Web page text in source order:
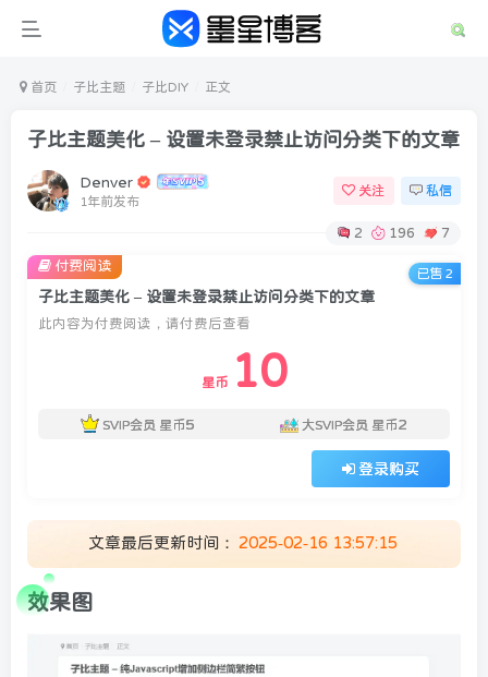
首页 子比主题 子比DIY 正文
子比主题美化 – 设置未登录禁止访问分类下的文章
Denver
1年前发布
关注 私信
2 196 7
子比主题美化 – 设置未登录禁止访问分类下的文章
此内容为付费阅读，请付费后查看
星币 10
SVIP会员 星币5 大SVIP会员 星币2
登录购买
付费阅读
已售 2
文章最后更新时间： 2025-02-16 13:57:15
效果图